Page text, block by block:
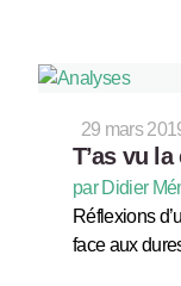
29 mars
T’as vu
par Didier
Réflexions
face aux